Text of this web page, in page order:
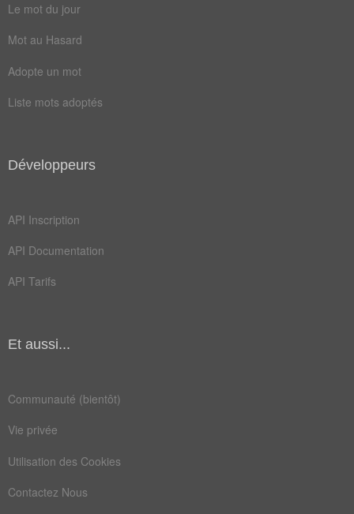
Le mot du jour
Mot au Hasard
Adopte un mot
Liste mots adoptés
Développeurs
API Inscription
API Documentation
API Tarifs
Et aussi...
Communauté (bientôt)
Vie privée
Utilisation des Cookies
Contactez Nous